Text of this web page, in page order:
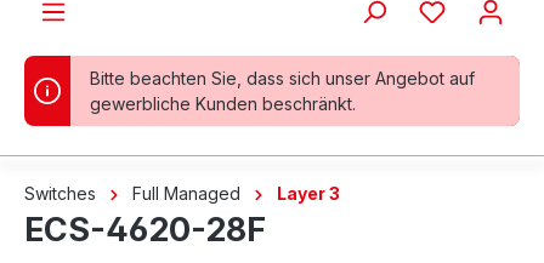
Bitte beachten Sie, dass sich unser Angebot auf
gewerbliche Kunden beschränkt.
Switches Full Managed Layer 3
ECS-4620-28F